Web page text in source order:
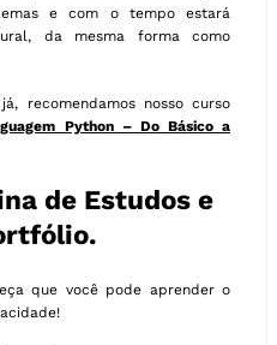
e com o tempo estará
da mesma forma como
recomendamos nosso curso
Python – Do Básico a
de Estudos e
que você pode aprender o